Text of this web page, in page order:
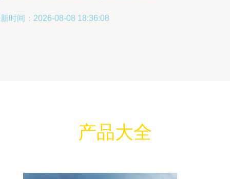
时间：2026-08-08 18:36:08
产品大全